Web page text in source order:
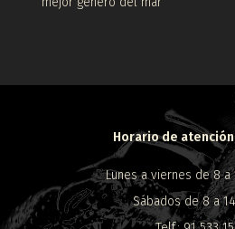
Horario de
Lunes a viernes de 8 a
Sábados de 8 a